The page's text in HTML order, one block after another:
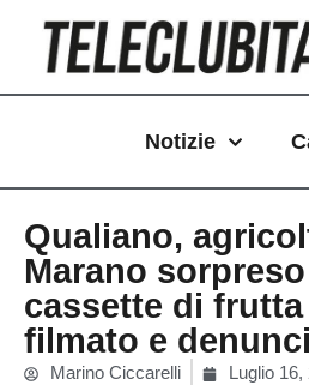
contenuto
Notizie
Qualiano,
Marano
cassette di
filmato e
Marino Ciccarelli Luglio 16,